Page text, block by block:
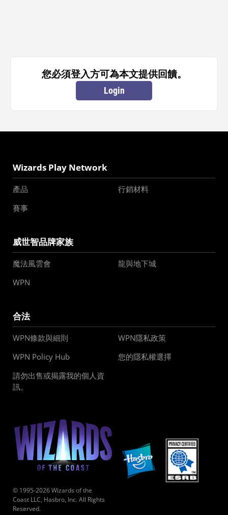
您必須登入方可為本文提供回饋。
Login
Wizards Play Network
產品
行銷材料
賽事
威世智品牌家族
魔法風雲會
龍與地下城
WPN
合法
WPN條款與細則
WPN隱私政策
WPN Policy Hub
您的隱私權選擇
請勿出售或揭露我的個人資
訊。
© 1995-2026 Wizards of the
Coast LLC, Hasbro, Inc. All Rights
Reserved.